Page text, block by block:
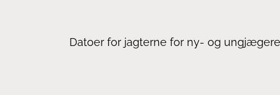
Datoer for jagterne for ny- og